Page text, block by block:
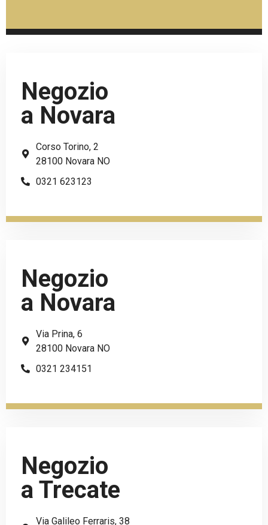
Negozio
a Novara
Corso Torino, 2
28100 Novara NO
0321 623123
Negozio
a Novara
Via Prina, 6
28100 Novara NO
0321 234151
Negozio
a Trecate
Via Galileo Ferraris, 38